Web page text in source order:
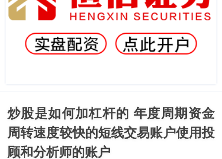
炒股是如何加杠杆的 年度周期资金
周转速度较快的短线交易账户使用投
顾和分析师的账户